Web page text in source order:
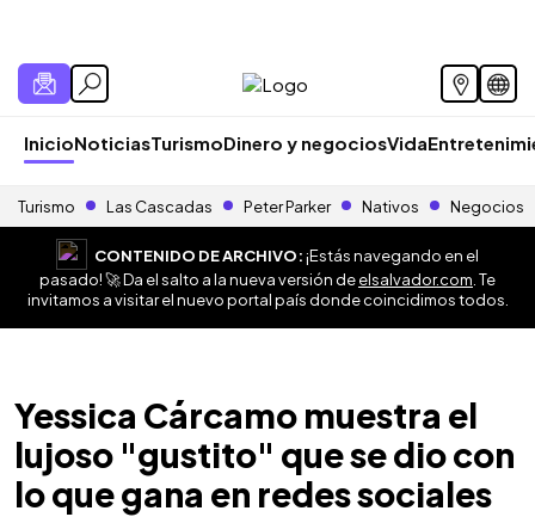
InicioNoticiasTurismoDinero y negociosVida
Turismo Las Cascadas Peter Parker Nativos Negocios
CONTENIDO DE ARCHIVO:¡Estás navegando en el
pasado! 🚀 Da el salto a la nueva versión deelsalvador.com . Te
invitamos a visitar el nuevo portal país donde coincidimos todos.
Yessica Cárcamo muestra el
lujoso "gustito" que se dio con
lo que gana en redes sociales